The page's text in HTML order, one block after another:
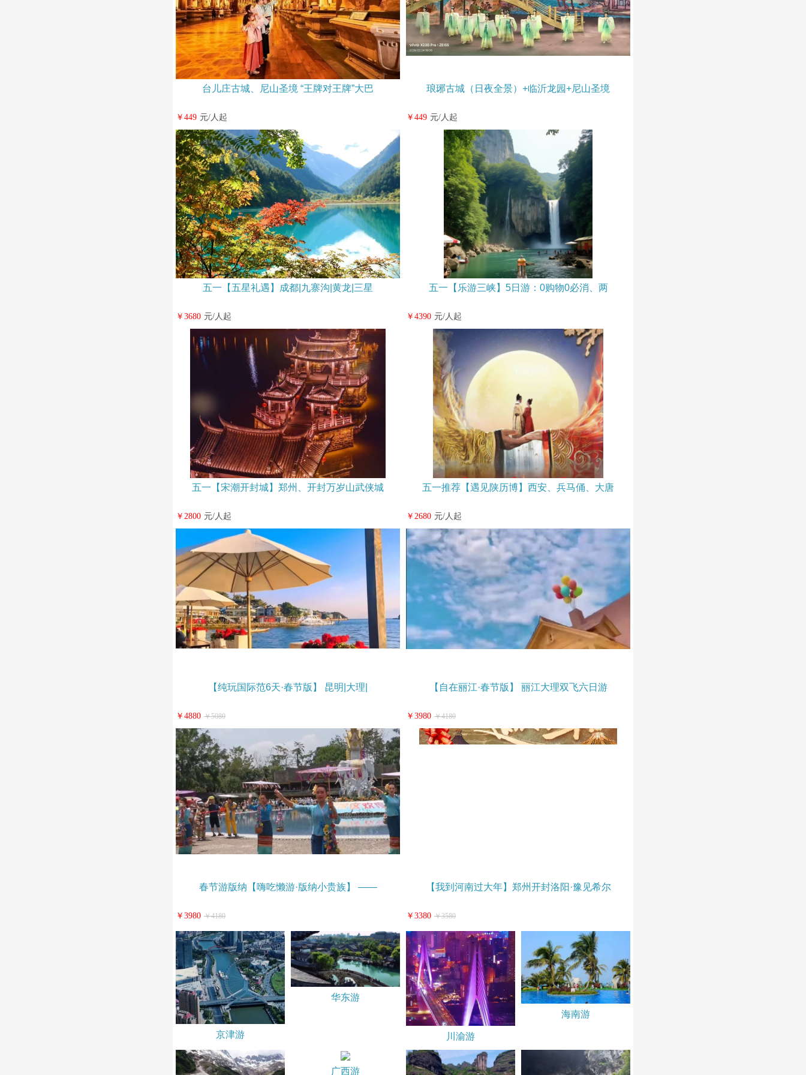
台儿庄古城、尼山圣境 “王牌对王牌”大巴
￥449 元/人起
琅琊古城（日夜全景）+临沂龙园+尼山圣境
￥449 元/人起
五一【五星礼遇】成都|九寨沟|黄龙|三星
￥3680 元/人起
五一【乐游三峡】5日游：0购物0必消、两
￥4390 元/人起
五一【宋潮开封城】郑州、开封万岁山武侠城
￥2800 元/人起
五一推荐【遇见陕历博】西安、兵马俑、大唐
￥2680 元/人起
【纯玩国际范6天·春节版】 昆明|大理|
￥4880 ￥5080
【自在丽江·春节版】 丽江大理双飞六日游
￥3980 ￥4180
春节游版纳【嗨吃懒游·版纳小贵族】 ——
￥3980 ￥4180
【我到河南过大年】郑州开封洛阳·豫见希尔
￥3380 ￥3580
京津游
华东游
川渝游
海南游
广西游